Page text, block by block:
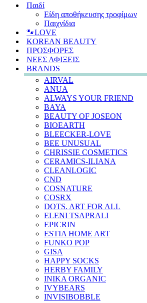
Παιδί
Είδη αποθήκευσης τροφίμων
Παιχνίδια
🐾LOVE
KOREAN BEAUTY
ΠΡΟΣΦΟΡΕΣ
ΝΕΕΣ ΑΦΙΞΕΙΣ
BRANDS
AIRVAL
ANUA
ALWAYS YOUR FRIEND
BAYA
BEAUTY OF JOSEON
BIOEARTH
BLEECKER-LOVE
BEE UNUSUAL
CHRISSIE COSMETICS
CERAMICS-ILIANA
CLEANLOGIC
CND
COSNATURE
COSRX
DOTS. ART FOR ALL
ELENI TSAPRALI
EPICRIN
ESTIA HOME ART
FUNKO POP
GISA
HAPPY SOCKS
HERBY FAMILY
INIKA ORGANIC
IVYBEARS
INVISIBOBBLE